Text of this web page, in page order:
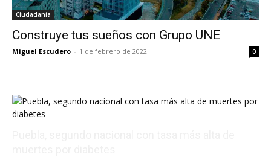
Ciudadanía
Construye tus sueños con Grupo UNE
Miguel Escudero - 1 de febrero de 2022 0